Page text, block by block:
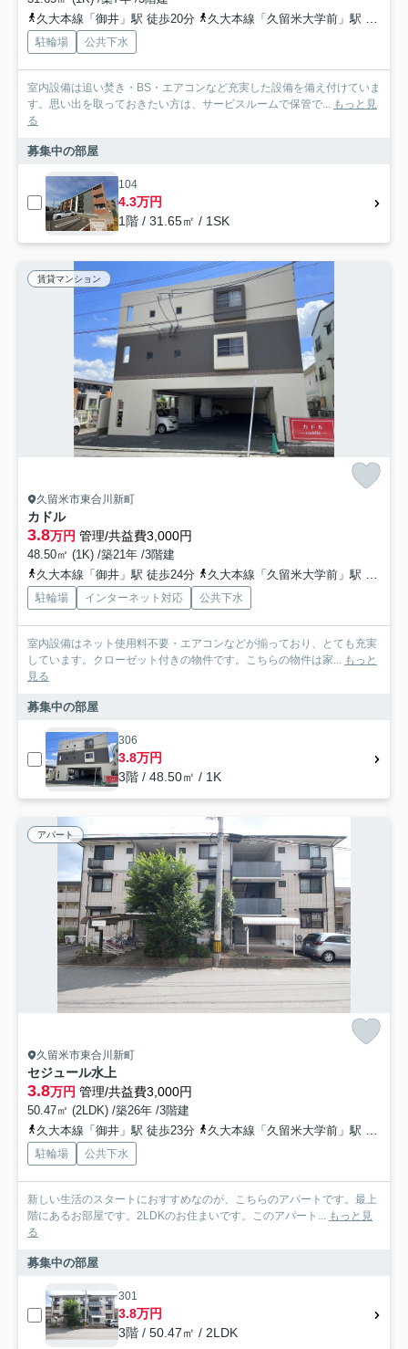
久大本線「御井」駅 徒歩20分
久大本線「久留米大学前」駅 徒歩31分
駐輪場 公共下水
室内設備は追い焚き・BS・エアコンなど充実した設備を備え付けていま
す。思い出を取っておきたい方は、サービスルームで保管で... もっと見
る
募集中の部屋
104
4.3万円
1階 / 31.65㎡ / 1SK
賃貸マンション
久留米市東合川新町
カドル
3.8万円 管理/共益費3,000円
48.50㎡ (1K) /築21年 /3階建
久大本線「御井」駅 徒歩24分
久大本線「久留米大学前」駅 徒歩27分
駐輪場 インターネット対応 公共下水
室内設備はネット使用料不要・エアコンなどが揃っており、とても充実
しています。クローゼット付きの物件です。こちらの物件は家... もっと
見る
募集中の部屋
306
3.8万円
3階 / 48.50㎡ / 1K
アパート
久留米市東合川新町
セジュール水上
3.8万円 管理/共益費3,000円
50.47㎡ (2LDK) /築26年 /3階建
久大本線「御井」駅 徒歩23分
久大本線「久留米大学前」駅 徒歩28分
駐輪場 公共下水
新しい生活のスタートにおすすめなのが、こちらのアパートです。最上
階にあるお部屋です。2LDKのお住まいです。このアパート... もっと見
る
募集中の部屋
301
3.8万円
3階 / 50.47㎡ / 2LDK